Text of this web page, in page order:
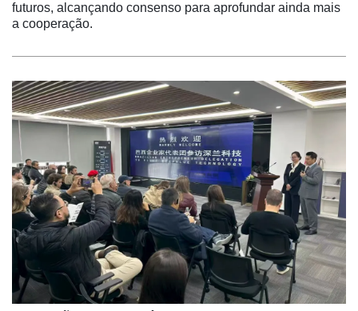
futuros, alcançando consenso para aprofundar ainda mais
a cooperação.